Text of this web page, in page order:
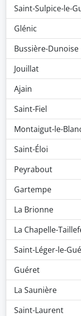
Saint-Sulpice-le-
Glénic
Bussière-Dunoise
Jouillat
Ajain
Saint-Fiel
Montaigut-le-
Saint-Éloi
Peyrabout
Gartempe
La Brionne
La Chapelle-
Saint-Léger-le-
Guéret
La Saunière
Saint-Laurent